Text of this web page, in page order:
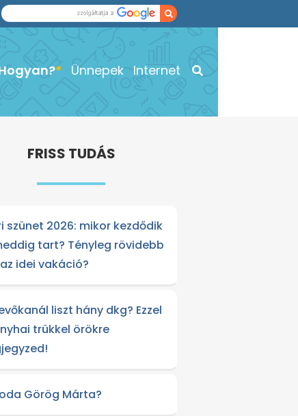
Ünnepek Internet
FRISS TUDÁS
szünet 2026: mikor kezdődik
tart? Tényleg rövidebb
idei vakáció?
liszt hány dkg? Ezzel
trükkel örökre
Görög Márta?